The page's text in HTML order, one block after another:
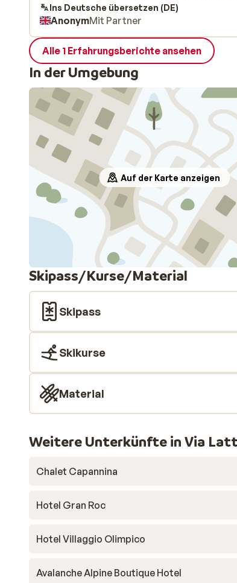
no facilities for non skiers.
Ins Deutsche übersetzen (DE)
AnonymMit Partner
Alle 1 Erfahrungsberichte ansehen
In der Umgebung
Auf der Karte anzeigen
Skipass/Kurse/Material
Skipass
Skikurse
Material
Weitere Unterkünfte in Via
Chalet Capannina
Hotel Gran Roc
Hotel Villaggio Olimpico
Avalanche Alpine Boutique Hotel